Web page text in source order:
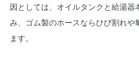
因としては、オイルタンクと給湯器
み、ゴム製のホースならひび割れや
ます。